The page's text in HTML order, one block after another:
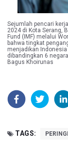
Sejumlah pencari
2024 di Kota Serang,
Fund (IMF) melalui
bahwa tingkat
menjadikan
dibandingkan 6
Bagus Khoirunas
TAGS: